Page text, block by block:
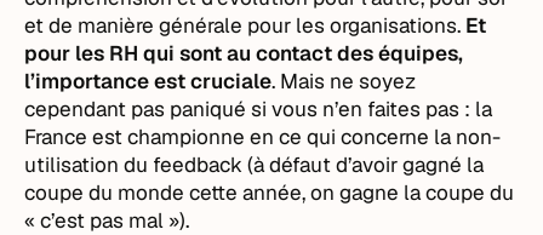
et de manière générale pour les organisations. Et
pour les RH qui sont au contact des équipes,
l’importance est cruciale. Mais ne soyez
cependant pas paniqué si vous n’en faites pas : la
France est championne en ce qui concerne la non-
utilisation du feedback (à défaut d’avoir gagné la
coupe du monde cette année, on gagne la coupe du
« c’est pas mal »).